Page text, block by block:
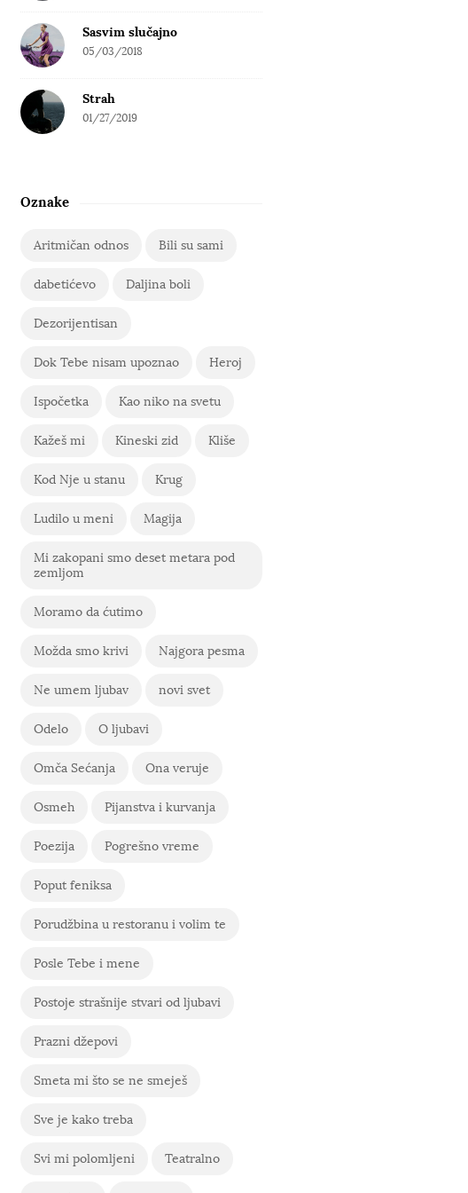
Sasvim slučajno
05/03/2018
Strah
01/27/2019
Oznake
Aritmičan odnos Bili su sami
dabetićevo Daljina boli
Dezorijentisan
Dok Tebe nisam upoznao Heroj
Ispočetka Kao niko na svetu
Kažeš mi Kineski zid Kliše
Kod Nje u stanu Krug
Ludilo u meni Magija
Mi zakopani smo deset metara pod
zemljom
Moramo da ćutimo
Možda smo krivi Najgora pesma
Ne umem ljubav novi svet
Odelo O ljubavi
Omča Sećanja Ona veruje
Osmeh Pijanstva i kurvanja
Poezija Pogrešno vreme
Poput feniksa
Porudžbina u restoranu i volim te
Posle Tebe i mene
Postoje strašnije stvari od ljubavi
Prazni džepovi
Smeta mi što se ne smeješ
Sve je kako treba
Svi mi polomljeni Teatralno